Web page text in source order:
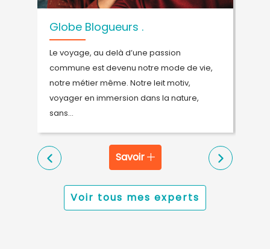
Globe Blogueurs .
Le voyage, au delà d’une passion
commune est devenu notre mode de vie,
notre métier même. Notre leit motiv,
voyager en immersion dans la nature,
sans...
Savoir
Voir tous mes experts